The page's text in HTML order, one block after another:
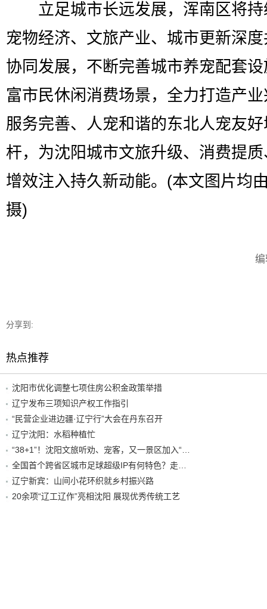
立足城市长远发展，浑南区将持
宠物经济、文旅产业、城市更新深
协同发展，不断完善城市养宠配套
富市民休闲消费场景，全力打造产
服务完善、人宠和谐的东北人宠友
杆，为沈阳城市文旅升级、消费提
增效注入持久新动能。(本文图片均
摄)
分享到:
热点推荐
沈阳市优化调整七项住房公积金政策举措
辽宁发布三项知识产权工作指引
“民营企业进边疆·辽宁行”大会在丹东召开
辽宁沈阳：水稻种植忙
辽宁新宾：山间小花环织就乡村振兴路
20余项“辽工辽作”亮相沈阳 展现优秀传统工艺